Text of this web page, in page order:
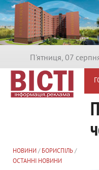
П'ятниця, 07
НОВИНИ/ БОРИСПІЛЬ/
ОСТАННІ НОВИНИ